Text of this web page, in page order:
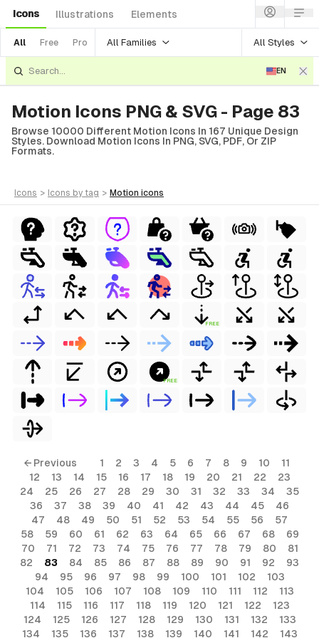
Icons Illustrations Elements
All Free Pro All Families All Styles
EN
Motion Icons PNG & SVG - Page 83
Browse 10000 Different Motion Icons In 167 Unique Design
Styles. Download Motion Icons In PNG, SVG, PDF, Or ZIP
Formats.
icons > icons by tag > motion icons
FREE
FREE
← Previous 1 2 3 4 5 6 7 8 9 10
11
12
13 14 15 16 17 18 19 20 21 22
23
24
25 26 27 28 29 30 31 32 33 34
35
36
37 38 39 40 41 42 43 44 45
46
47
48 49 50 51 52 53 54 55 56
57
58
59 60 61 62 63 64 65 66 67 68
69
70
71 72 73 74 75 76 77 78 79 80
81
82
83 84 85 86 87 88 89 90 91 92
93
94
95 96 97 98 99 100 101 102
103
104
105 106 107 108 109 110 111 112
113
114
115 116 117 118 119 120 121 122
123
124
125 126 127 128 129 130 131 132
133
134
135 136 137 138 139 140 141 142 143